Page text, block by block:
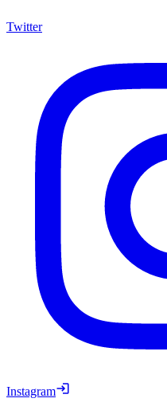
Twitter
Instagram